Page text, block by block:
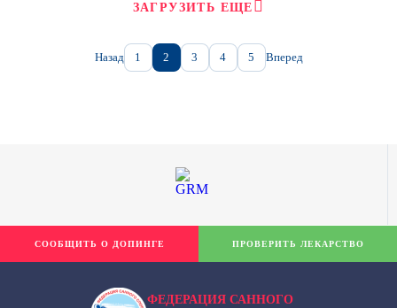
ЗАГРУЗИТЬ ЕЩЕ
Назад 1 2 3 4 5 Вперед
ФЕДЕРАЦИЯ САННОГО
СООБЩИТЬ О ДОПИНГЕ ПРОВЕРИТЬ ЛЕКАРСТВО